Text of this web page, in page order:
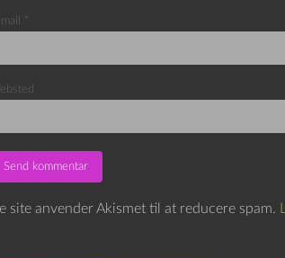
*
site anvender Akismet til at reducere spam.